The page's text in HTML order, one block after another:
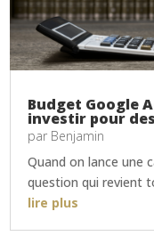
Budget Google
investir pour
par Benjamin
Quand on lance une
question qui revient
lire plus